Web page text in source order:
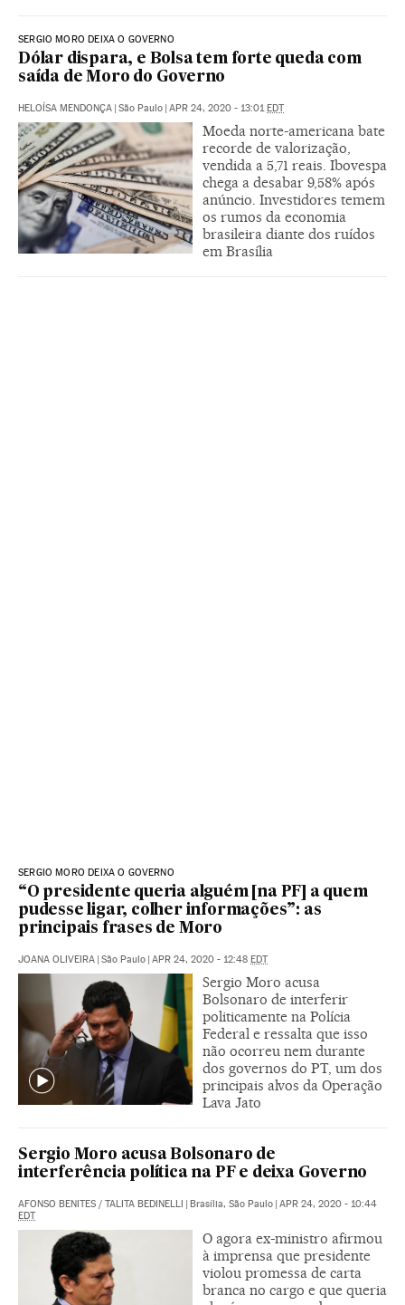
SERGIO MORO DEIXA O GOVERNO
Dólar dispara, e Bolsa tem forte queda com
saída de Moro do Governo
HELOÍSA MENDONÇA | São Paulo | APR 24, 2020 - 13:01EDT
Moeda norte-americana bate
recorde de valorização,
vendida a 5,71 reais. Ibovespa
chega a desabar 9,58% após
anúncio. Investidores temem
os rumos da economia
brasileira diante dos ruídos
em Brasília
SERGIO MORO DEIXA O GOVERNO
“O presidente queria alguém [na PF] a quem
pudesse ligar, colher informações”: as
principais frases de Moro
JOANA OLIVEIRA | São Paulo | APR 24, 2020 - 12:48 EDT
Sergio Moro acusa
Bolsonaro de interferir
politicamente na Polícia
Federal e ressalta que isso
não ocorreu nem durante
dos governos do PT, um dos
principais alvos da Operação
Lava Jato
Sergio Moro acusa Bolsonaro de
interferência política na PF e deixa Governo
AFONSO BENITES / TALITA BEDINELLI | Brasília, São Paulo | APR 24, 2020 - 10:44
EDT
O agora ex-ministro afirmou
à imprensa que presidente
violou promessa de carta
branca no cargo e que queria